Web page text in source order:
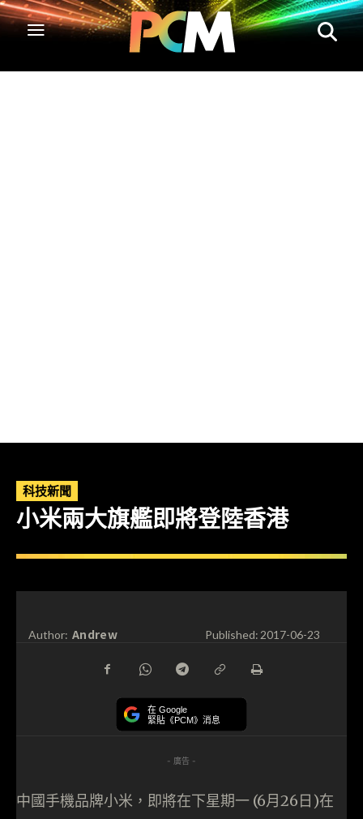
科技新聞
小米兩大旗艦即將登陸香港
Author: Andrew Published:2017-06-23
在 Google
緊貼《PCM》消息
- 廣告 -
中國手機品牌小米，即將在下星期一 (6月26日)在